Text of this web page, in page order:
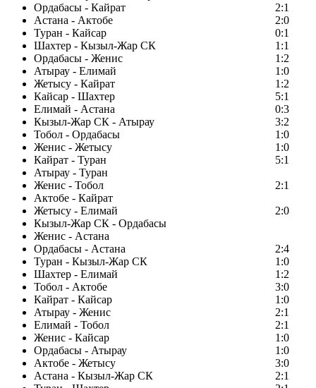
Ордабасы - Кайрат
2:1
Астана - Актобе
2:0
Туран - Кайсар
0:1
Шахтер - Кызыл-Жар СК
1:1
Ордабасы - Женис
1:2
Атырау - Елимай
1:0
Жетысу - Кайрат
1:2
Кайсар - Шахтер
5:1
Елимай - Астана
0:3
Кызыл-Жар СК - Атырау
3:2
Тобол - Ордабасы
1:0
Женис - Жетысу
1:0
Кайрат - Туран
5:1
Атырау - Туран
Женис - Тобол
2:1
Актобе - Кайрат
Жетысу - Елимай
2:0
Кызыл-Жар СК - Ордабасы
Женис - Астана
Ордабасы - Астана
2:4
Туран - Кызыл-Жар СК
1:0
Шахтер - Елимай
1:2
Тобол - Актобе
3:0
Кайрат - Кайсар
1:0
Атырау - Женис
2:1
Елимай - Тобол
2:1
Женис - Кайсар
1:0
Ордабасы - Атырау
1:0
Актобе - Жетысу
3:0
Астана - Кызыл-Жар СК
2:1